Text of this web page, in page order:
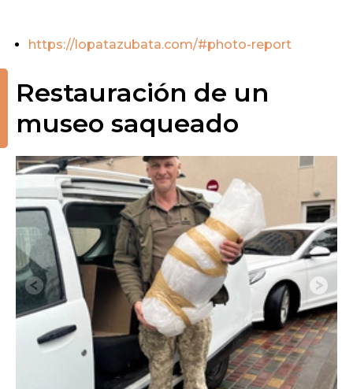
https://lopatazubata.com/#photo-report
Restauración de un
museo saqueado